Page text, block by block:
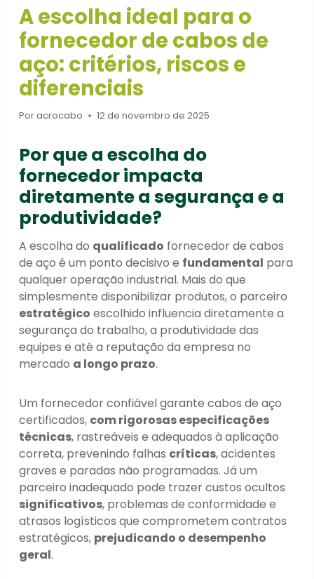
A escolha ideal para o
fornecedor de cabos de
aço: critérios, riscos e
diferenciais
Poracrocabo 12 de novembro de 2025
Por que a escolha do
fornecedor impacta
diretamente a segurança e a
produtividade?
A escolha do qualificado fornecedor de cabos
de aço é um ponto decisivo e fundamental para
qualquer operação industrial. Mais do que
simplesmente disponibilizar produtos, o parceiro
estratégico escolhido influencia diretamente a
segurança do trabalho, a produtividade das
equipes e até a reputação da empresa no
mercado a longo prazo.
Um fornecedor confiável garante cabos de aço
certificados, com rigorosas especificações
técnicas, rastreáveis e adequados à aplicação
correta, prevenindo falhas críticas, acidentes
graves e paradas não programadas. Já um
parceiro inadequado pode trazer custos ocultos
significativos, problemas de conformidade e
atrasos logísticos que comprometem contratos
estratégicos, prejudicando o desempenho
geral.